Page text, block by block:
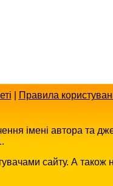
Правила
імені автора та
сайту. А